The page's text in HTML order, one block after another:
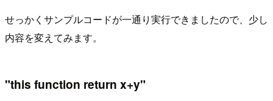
せっかくサンプルコードが一通り実行できましたので、少し
内容を変えてみます。
"this function return x+y"